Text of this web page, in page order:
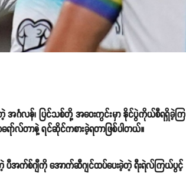
င်္ဂလန်၊ ပြင်သစ်တို့ အဝေးကွင်းမှာ နိုင်ပွဲကိုယ်စီရရှိခဲ့ကြ
ာ်လ်တာနဲ့ ရင်ဆိုင်ကစားခဲ့ရတာဖြစ်ပါတယ်။
ပီအက်စ်ဂျီကို အောက်ဆီဂျင်ထပ်ပေးခဲ့တဲ့ ရီးရဲလ်ကြယ်ပွင့်